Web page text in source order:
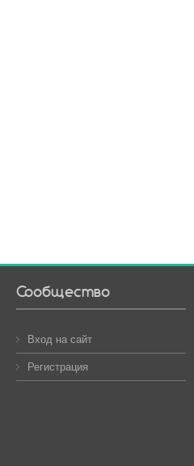
Сообщество
Вход на сайт
Регистрация